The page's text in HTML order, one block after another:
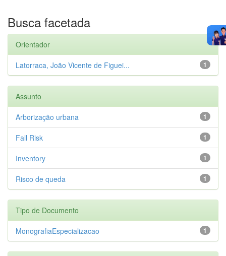
Busca facetada
Orientador
1
Latorraca, João Vicente de Figuei...
Assunto
1
Arborização urbana
1
Fall Risk
1
Inventory
1
Risco de queda
Tipo de Documento
1
MonografiaEspecializacao